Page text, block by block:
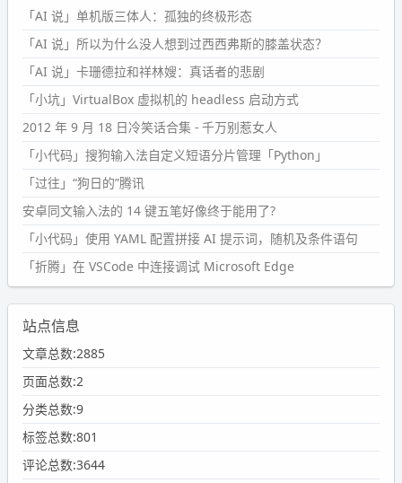
「AI 说」单机版三体人：孤独的终极形态
「AI 说」所以为什么没人想到过西西弗斯的膝盖状态？
「AI 说」卡珊德拉和祥林嫂：真话者的悲剧
「小坑」VirtualBox 虚拟机的 headless 启动方式
2012 年 9 月 18 日冷笑话合集 - 千万别惹女人
「小代码」搜狗输入法自定义短语分片管理「Python」
「过往」“狗日的”腾讯
安卓同文输入法的 14 键五笔好像终于能用了?
「小代码」使用 YAML 配置拼接 AI 提示词，随机及条件语句
「折腾」在 VSCode 中连接调试 Microsoft Edge
站点信息
文章总数:2885
页面总数:2
分类总数:9
标签总数:801
评论总数:3644